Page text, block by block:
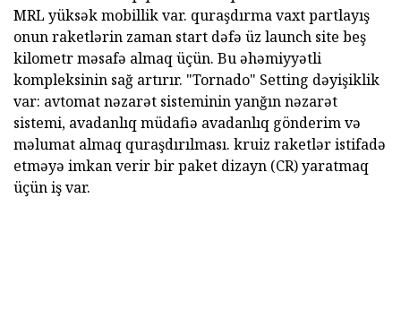
MRL yüksək mobillik var. quraşdırma vaxt partlayış
onun raketlərin zaman start dəfə üz launch site beş
kilometr məsafə almaq üçün. Bu əhəmiyyətli
kompleksinin sağ artırır. "Tornado" Setting dəyişiklik
var: avtomat nəzarət sisteminin yanğın nəzarət
sistemi, avadanlıq müdafiə avadanlıq gönderim və
məlumat almaq quraşdırılması. kruiz raketlər istifadə
etməyə imkan verir bir paket dizayn (CR) yaratmaq
üçün iş var.